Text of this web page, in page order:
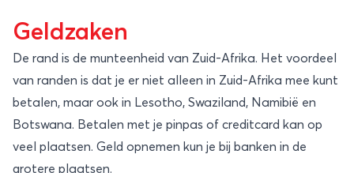
Geldzaken
De rand is de munteenheid van Zuid-Afrika. Het voordeel
van randen is dat je er niet alleen in Zuid-Afrika mee kunt
betalen, maar ook in Lesotho, Swaziland, Namibië en
Botswana. Betalen met je pinpas of creditcard kan op
veel plaatsen. Geld opnemen kun je bij banken in de
grotere plaatsen.